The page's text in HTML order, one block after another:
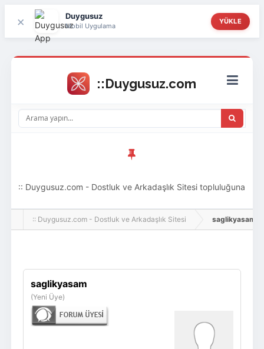
× Duygusuz
Mobil Uygulama
YÜKLE
:: Duygusuz.com - Dostluk ve Arkadaşlık Sitesi topluluğuna
hoş geldin ziyaretçi! Aramıza katılmak istersen kayıt
:: Duygusuz.com - Dostluk ve Arkadaşlık Sitesi saglikyasam,
saglikyasam
(Yeni Üye)